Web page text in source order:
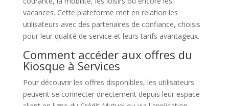
vacances. Cette plateforme met en relation les
utilisateurs avec des partenaires de confiance, choisis
pour leur qualité de service et leurs tarifs avantageux.
Comment accéder aux offres du
Kiosque à Services
Pour découvrir les offres disponibles, les utilisateurs
peuvent se connecter directement depuis leur espace